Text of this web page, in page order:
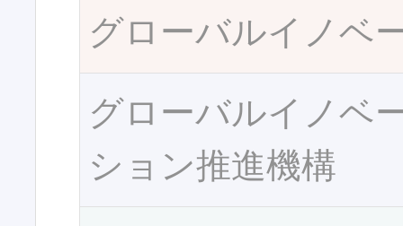
グローバルイノベ
グローバルイノベ
ション推進機構